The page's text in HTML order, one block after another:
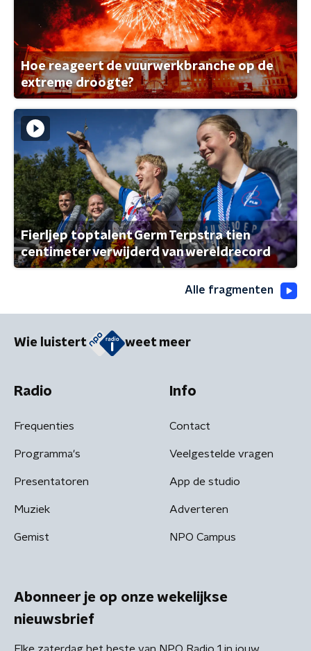
Hoe reageert de vuurwerkbranche op de
extreme droogte?
Fierljep toptalent Germ Terpstra tien
centimeter verwijderd van wereldrecord
Alle fragmenten
Wie luistert weet meer
Radio
Frequenties
Programma's
Presentatoren
Muziek
Gemist
Info
Contact
Veelgestelde vragen
App de studio
Adverteren
NPO Campus
Abonneer je op onze wekelijkse
nieuwsbrief
Elke zaterdag het beste van NPO Radio 1 in jouw